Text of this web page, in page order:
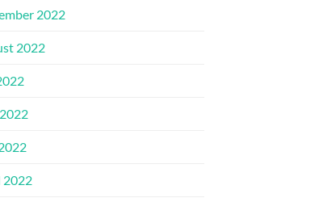
2022
2022
2022